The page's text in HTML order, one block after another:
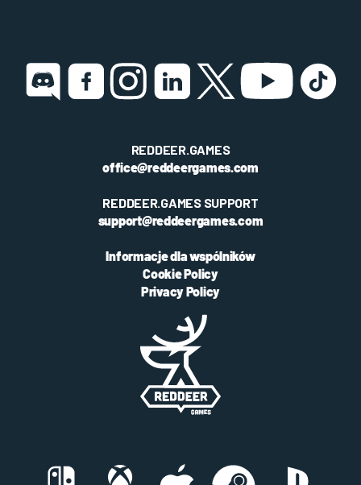
REDDEER.GAMES
office@reddeergames.com
REDDEER.GAMES SUPPORT
support@reddeergames.com
Informacje dla wspólników
Cookie Policy
Privacy Policy